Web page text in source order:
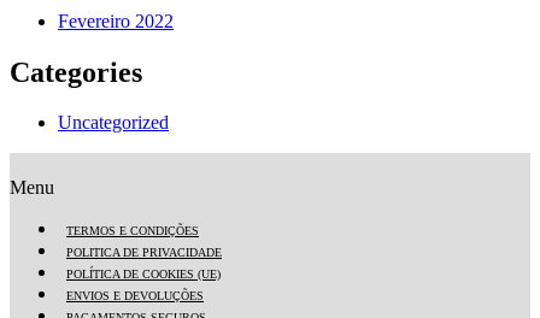
Fevereiro 2022
Categories
Uncategorized
Menu
TERMOS E CONDIÇÕES
POLITICA DE PRIVACIDADE
POLÍTICA DE COOKIES (UE)
ENVIOS E DEVOLUÇÕES